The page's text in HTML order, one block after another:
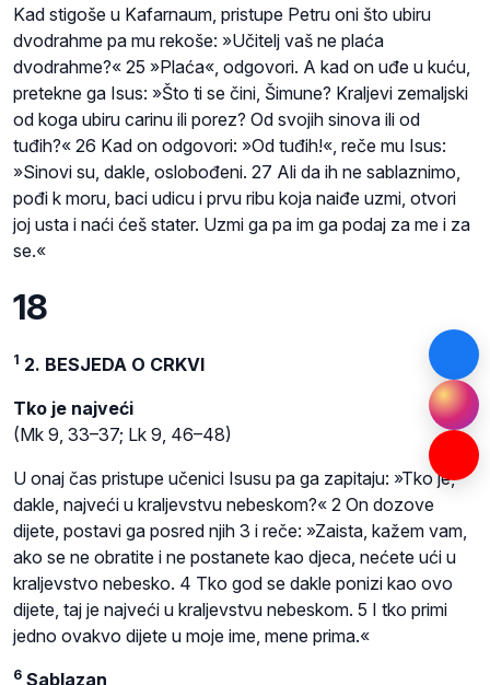
Kad stigoše u Kafarnaum, pristupe Petru oni što ubiru
dvodrahme pa mu rekoše: »Učitelj vaš ne plaća
dvodrahme?« 25 »Plaća«, odgovori. A kad on uđe u kuću,
pretekne ga Isus: »Što ti se čini, Šimune? Kraljevi zemaljski
od koga ubiru carinu ili porez? Od svojih sinova ili od
tuđih?« 26 Kad on odgovori: »Od tuđih!«, reče mu Isus:
»Sinovi su, dakle, oslobođeni. 27 Ali da ih ne sablaznimo,
pođi k moru, baci udicu i prvu ribu koja naiđe uzmi, otvori
joj usta i naći ćeš stater. Uzmi ga pa im ga podaj za me i za
se.«
18
1 2. BESJEDA O CRKVI
Tko je najveći
(Mk 9, 33–37; Lk 9, 46–48)
U onaj čas pristupe učenici Isusu pa ga zapitaju: »Tko je,
dakle, najveći u kraljevstvu nebeskom?« 2 On dozove
dijete, postavi ga posred njih 3 i reče: »Zaista, kažem vam,
ako se ne obratite i ne postanete kao djeca, nećete ući u
kraljevstvo nebesko. 4 Tko god se dakle ponizi kao ovo
dijete, taj je najveći u kraljevstvu nebeskom. 5 I tko primi
jedno ovakvo dijete u moje ime, mene prima.«
6 Sablazan